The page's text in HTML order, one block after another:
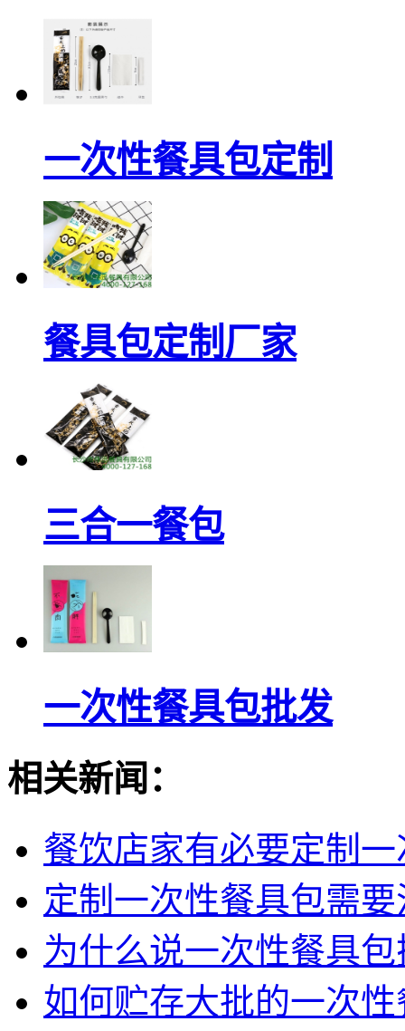
一次性餐具包定制
餐具包定制厂家
三合一餐包
一次性餐具包批发
相关新闻：
餐饮店家有必要定制
定制一次性餐具包需
为什么说一次性餐具
如何贮存大批的一次